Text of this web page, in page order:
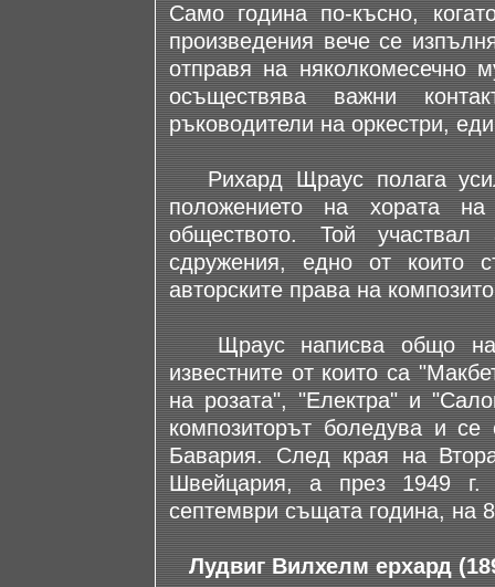
Само година по-късно,
произведения вече се
отправя на няколкомесечно
осъществява важни
ръководители на оркестри,
Рихард Щраус полага
положението на хората
обществото. Той
сдружения, едно от които
авторските права на
Щраус написва общо над
известните от които са
на розата", "Електра" и
композиторът боледува и
Бавария. След края на
Швейцария, а през 1949
септември същата година, на
Лудвиг Вилхелм ерхард